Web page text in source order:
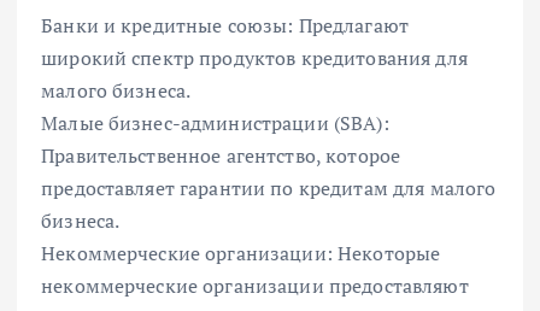
Банки и кредитные союзы: Предлагают
широкий спектр продуктов кредитования для
малого бизнеса.
Малые бизнес-администрации (SBA):
Правительственное агентство, которое
предоставляет гарантии по кредитам для малого
бизнеса.
Некоммерческие организации: Некоторые
некоммерческие организации предоставляют